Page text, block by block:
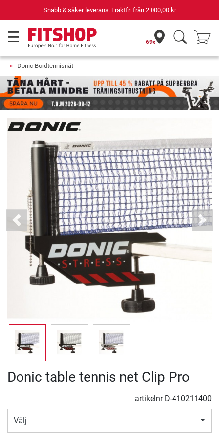
Snabb & säker leverans. Fraktfri från 2 000,00 kr
69x
Donic Bordtennisnät
Previous Next
Donic table tennis net Clip Pro
artikelnr D-410211400
Välj